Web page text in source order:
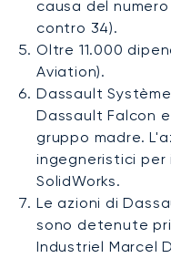
causa del
contro 34).
Oltre 11.000
Aviation).
Dassault
Dassault Falcon
gruppo madre.
ingegneristici per
SolidWorks.
Le azioni di
sono detenute
Industriel Marcel